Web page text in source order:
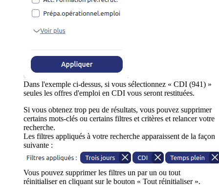
Dans l'exemple ci-dessus, si vous sélectionnez « CDI (941) »
seules les offres d'emploi en CDI vous seront restituées.
Si vous obtenez trop peu de résultats, vous pouvez supprimer
certains mots-clés ou certains filtres et critères et relancer votre
recherche.
Les filtres appliqués à votre recherche apparaissent de la façon
suivante :
Vous pouvez supprimer les filtres un par un ou tout
réinitialiser en cliquant sur le bouton « Tout réinitialiser ».